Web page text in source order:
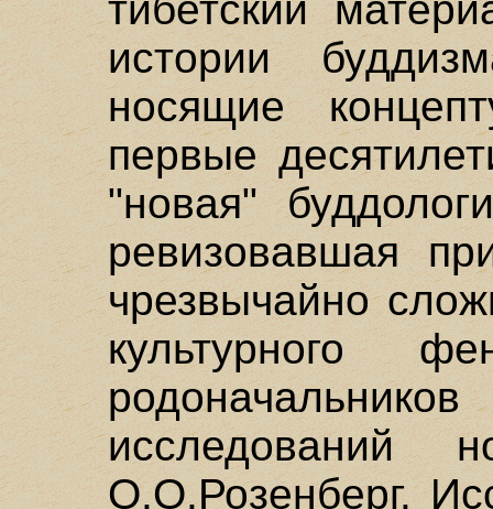
истории
носящие
первые
"новая"
ревизовавшая
чрезвычайно
культурного
исследований
О.О.Розенберг.